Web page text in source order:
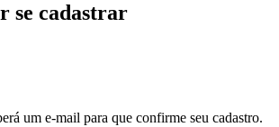
se cadastrar
um e-mail para que confirme seu cadastro.